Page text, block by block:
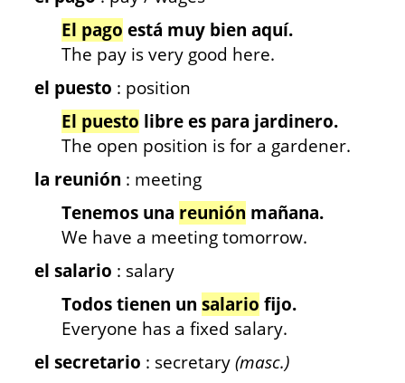
El pago está muy bien aquí.
The pay is very good here.
el puesto : position
El puesto libre es para jardinero.
The open position is for a gardener.
la reunión : meeting
Tenemos una reunión mañana.
We have a meeting tomorrow.
el salario : salary
Todos tienen un salario fijo.
Everyone has a fixed salary.
el secretario : secretary(masc.)